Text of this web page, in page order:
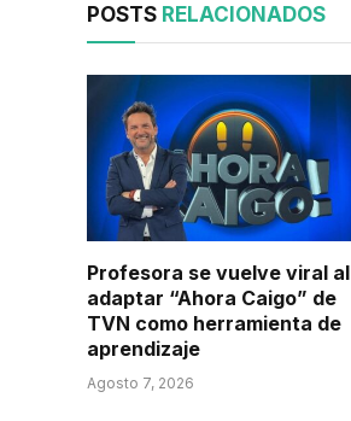
POSTS RELACIONADOS
Profesora se vuelve viral al
adaptar “Ahora Caigo” de
TVN como herramienta de
aprendizaje
Agosto 7, 2026